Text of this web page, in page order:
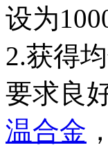
设为
2.获得
要求良
温合金